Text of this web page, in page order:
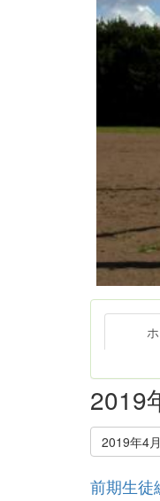
2019
2019年4月
前期生徒